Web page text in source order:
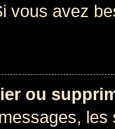
vous avez
ou